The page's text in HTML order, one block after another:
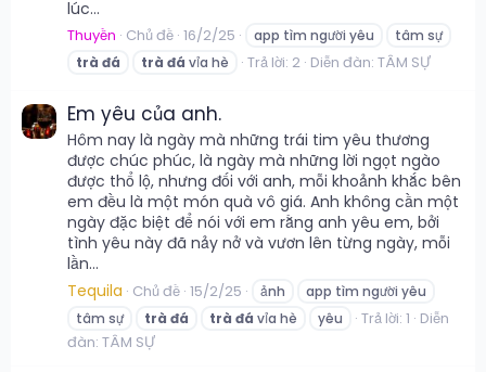
lúc...
Thuyền Chủ đề 16/2/25 app tìm người yêu
tâm sự
trà đá trà đá vỉa hè Trả lời: 2 Diễn đàn: TÂM SỰ
Em yêu của anh.
Hôm nay là ngày mà những trái tim yêu thương
được chúc phúc, là ngày mà những lời ngọt ngào
được thổ lộ, nhưng đối với anh, mỗi khoảnh khắc bên
em đều là một món quà vô giá. Anh không cần một
ngày đặc biệt để nói với em rằng anh yêu em, bởi
tình yêu này đã nảy nở và vươn lên từng ngày, mỗi
lần...
Tequila Chủ đề 15/2/25 ảnh
app tìm người yêu
tâm sự
trà đá trà đá vỉa hè yêu Trả lời: 1 Diễn
đàn: TÂM SỰ